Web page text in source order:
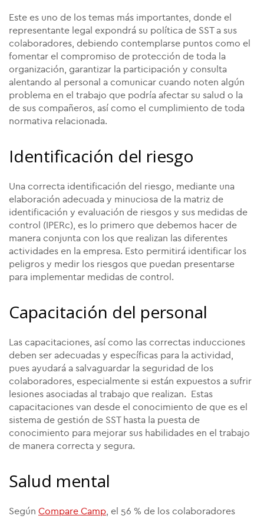
Este es uno de los temas más importantes, donde el
representante legal expondrá su política de SST a sus
colaboradores, debiendo contemplarse puntos como el
fomentar el compromiso de protección de toda la
organización, garantizar la participación y consulta
alentando al personal a comunicar cuando noten algún
problema en el trabajo que podría afectar su salud o la
de sus compañeros, así como el cumplimiento de toda
normativa relacionada.
Identificación del riesgo
Una correcta identificación del riesgo, mediante una
elaboración adecuada y minuciosa de la matriz de
identificación y evaluación de riesgos y sus medidas de
control (IPERc), es lo primero que debemos hacer de
manera conjunta con los que realizan las diferentes
actividades en la empresa. Esto permitirá identificar los
peligros y medir los riesgos que puedan presentarse
para implementar medidas de control.
Capacitación del personal
Las capacitaciones, así como las correctas inducciones
deben ser adecuadas y específicas para la actividad,
pues ayudará a salvaguardar la seguridad de los
colaboradores, especialmente si están expuestos a sufrir
lesiones asociadas al trabajo que realizan. Estas
capacitaciones van desde el conocimiento de que es el
sistema de gestión de SST hasta la puesta de
conocimiento para mejorar sus habilidades en el trabajo
de manera correcta y segura.
Salud mental
Según Compare Camp , el 56 % de los colaboradores